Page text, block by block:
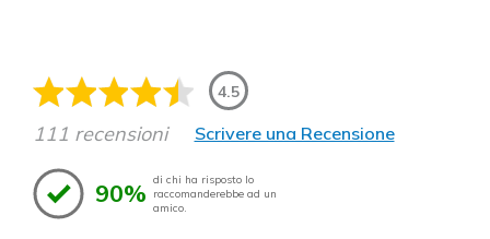
4.5
111 recensioni Scrivere una Recensione
90% di chi ha risposto lo
raccomanderebbe ad un
amico.